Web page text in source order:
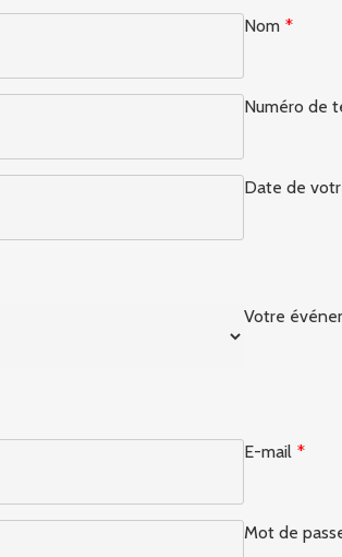
Nom *
Numéro de
Date de
Votre
E-mail *
Mot de